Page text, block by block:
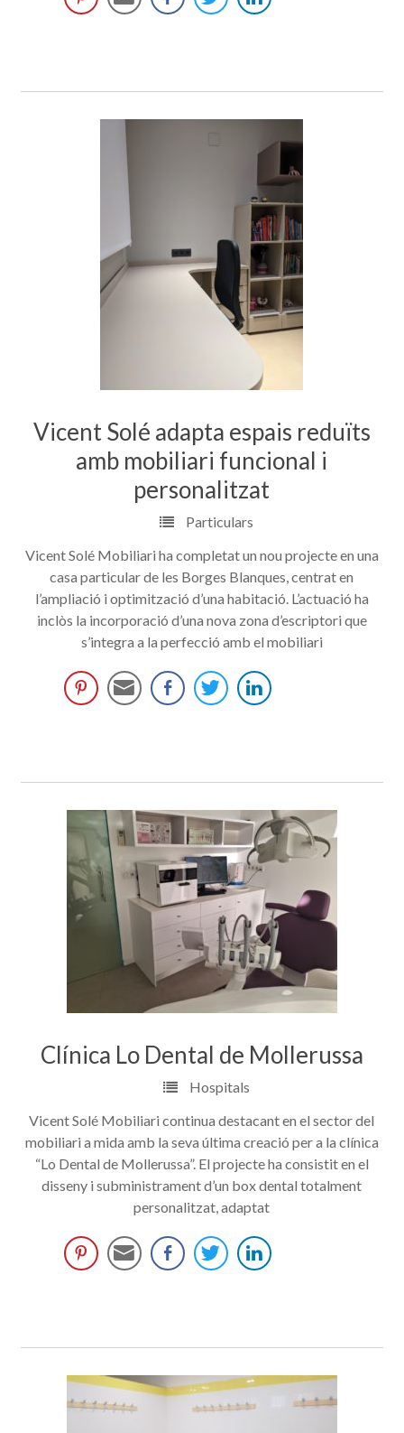
Vicent Solé adapta espais reduïts
amb mobiliari funcional i
personalitzat
Particulars
Vicent Solé Mobiliari ha completat un nou projecte en una
casa particular de les Borges Blanques, centrat en
l’ampliació i optimització d’una habitació. L’actuació ha
inclòs la incorporació d’una nova zona d’escriptori que
s’integra a la perfecció amb el mobiliari
Clínica Lo Dental de Mollerussa
Hospitals
Vicent Solé Mobiliari continua destacant en el sector del
mobiliari a mida amb la seva última creació per a la clínica
“Lo Dental de Mollerussa”. El projecte ha consistit en el
disseny i subministrament d’un box dental totalment
personalitzat, adaptat